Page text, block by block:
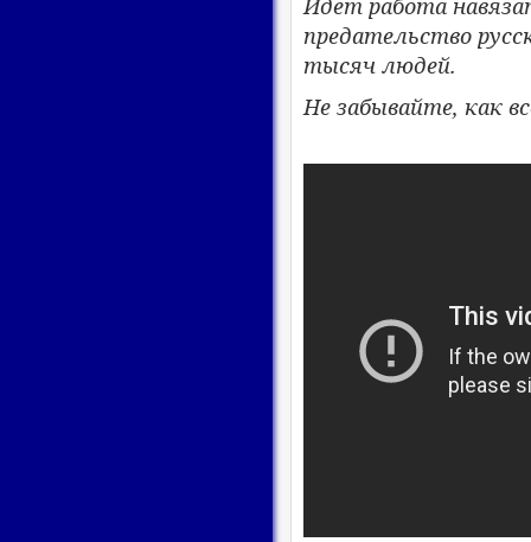
предательство
тысяч людей.
Не забывайте, как